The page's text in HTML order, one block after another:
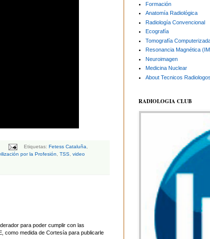
Etiquetas: Fetess Cataluña
por la Profesión TSS video
para poder cumplir con las
como medida de Cortesía para publicarle
Formación
Anatomía Radiológica
Radiología Convencional
Ecografía
Tomografía
Resonancia Magnética
Neuroimagen
Medicina Nuclear
About Tecnicos
RADIOLOGIA CLUB